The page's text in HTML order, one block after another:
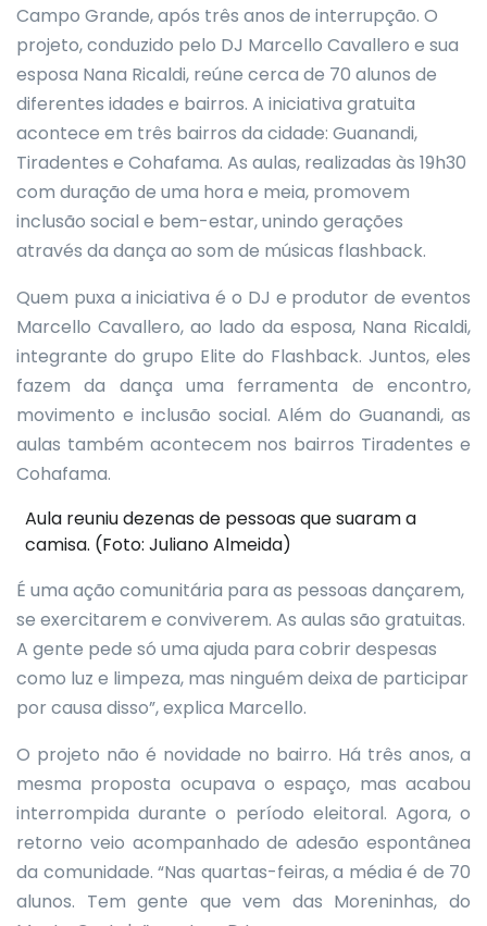
Campo Grande, após três anos de interrupção. O
projeto, conduzido pelo DJ Marcello Cavallero e sua
esposa Nana Ricaldi, reúne cerca de 70 alunos de
diferentes idades e bairros. A iniciativa gratuita
acontece em três bairros da cidade: Guanandi,
Tiradentes e Cohafama. As aulas, realizadas às 19h30
com duração de uma hora e meia, promovem
inclusão social e bem-estar, unindo gerações
através da dança ao som de músicas flashback.
Quem puxa a iniciativa é o DJ e produtor de eventos
Marcello Cavallero, ao lado da esposa, Nana Ricaldi,
integrante do grupo Elite do Flashback. Juntos, eles
fazem da dança uma ferramenta de encontro,
movimento e inclusão social. Além do Guanandi, as
aulas também acontecem nos bairros Tiradentes e
Cohafama.
Aula reuniu dezenas de pessoas que suaram a
camisa. (Foto: Juliano Almeida)
É uma ação comunitária para as pessoas dançarem,
se exercitarem e conviverem. As aulas são gratuitas.
A gente pede só uma ajuda para cobrir despesas
como luz e limpeza, mas ninguém deixa de participar
por causa disso”, explica Marcello.
O projeto não é novidade no bairro. Há três anos, a
mesma proposta ocupava o espaço, mas acabou
interrompida durante o período eleitoral. Agora, o
retorno veio acompanhado de adesão espontânea
da comunidade. “Nas quartas-feiras, a média é de 70
alunos. Tem gente que vem das Moreninhas, do